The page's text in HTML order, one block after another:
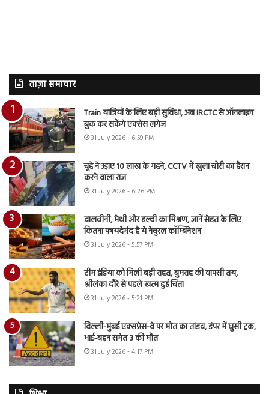
ताज़ा समाचार
Train यात्रियों के लिए बड़ी सुविधा, अब IRCTC से ऑनलाइन
बुक कर सकेंगे एक्सेस लगेज
31 July 2026 - 6:59 PM
चूहे ने उड़ाए 10 लाख के गहने, CCTV में खुला चोरी का हैरान
करने वाला राज
31 July 2026 - 6:26 PM
दालचीनी, मेथी और हल्दी का मिश्रण, जानें सेहत के लिए
कितना फायदेमंद है ये नेचुरल कॉम्बिनेशन
31 July 2026 - 5:57 PM
टीम इंडिया को मिली बड़ी राहत, बुमराह की वापसी तय,
श्रीलंका दौरे से पहले खत्म हुई चिंता
31 July 2026 - 5:21 PM
दिल्ली-मुंबई एक्सप्रेस-वे पर मौत का तांडव, डंपर में घुसी ट्रक,
भाई-बहन समेत 3 की मौत
31 July 2026 - 4:17 PM